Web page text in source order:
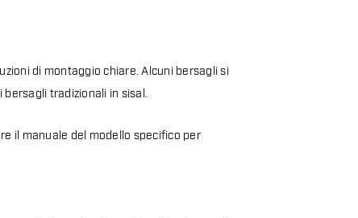
di montaggio chiare. Alcuni bersagli si
tradizionali in sisal.
il manuale del modello specifico per